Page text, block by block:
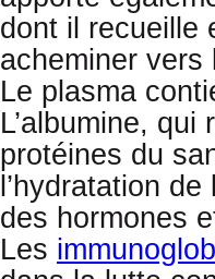
dont il recueille
acheminer vers
Le plasma
L’albumine,
protéines du
l’hydratation
des hormones
Les